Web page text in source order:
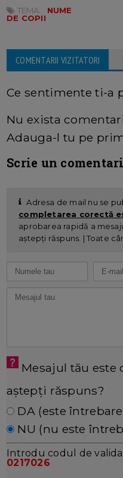
TEMA:
NUME
DE COPII
COMENTARII VIZITATORI
Ce sentimente ti-a
Nu exista
Adauga-l tu pe
Scrie un
Adresa de mail nu se
completarea corectă
aprobarea rapidă a
aștepți răspuns. | Toate
Mesajul tău este
aștepți răspuns?
DA (este
NU (nu este
Introdu codul de
0217026